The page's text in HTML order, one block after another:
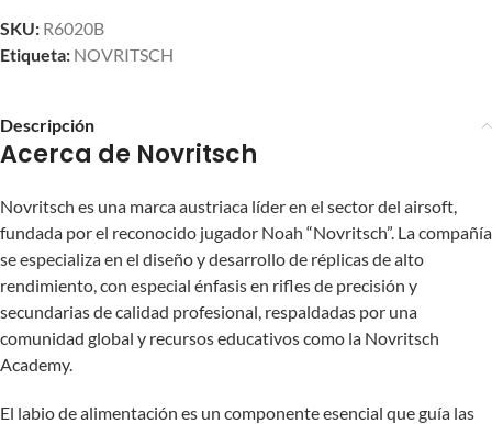
SKU: R6020B
Etiqueta: NOVRITSCH
Descripción
Acerca de Novritsch
Novritsch es una marca austriaca líder en el sector del airsoft,
fundada por el reconocido jugador Noah “Novritsch”. La compañía
se especializa en el diseño y desarrollo de réplicas de alto
rendimiento, con especial énfasis en rifles de precisión y
secundarias de calidad profesional, respaldadas por una
comunidad global y recursos educativos como la Novritsch
Academy.
El labio de alimentación es un componente esencial que guía las